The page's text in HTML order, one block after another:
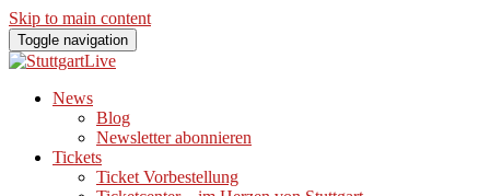
Skip to main content
Toggle navigation
News
Blog
Newsletter abonnieren
Tickets
Ticket Vorbestellung